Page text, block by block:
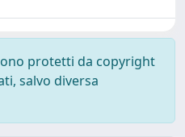
protetti da copyright
salvo diversa